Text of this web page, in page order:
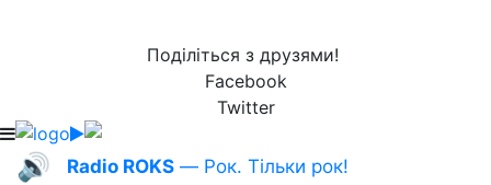
Поділіться з друзями!
Facebook
Twitter
🔊 Radio ROKS — Рок. Тільки рок!